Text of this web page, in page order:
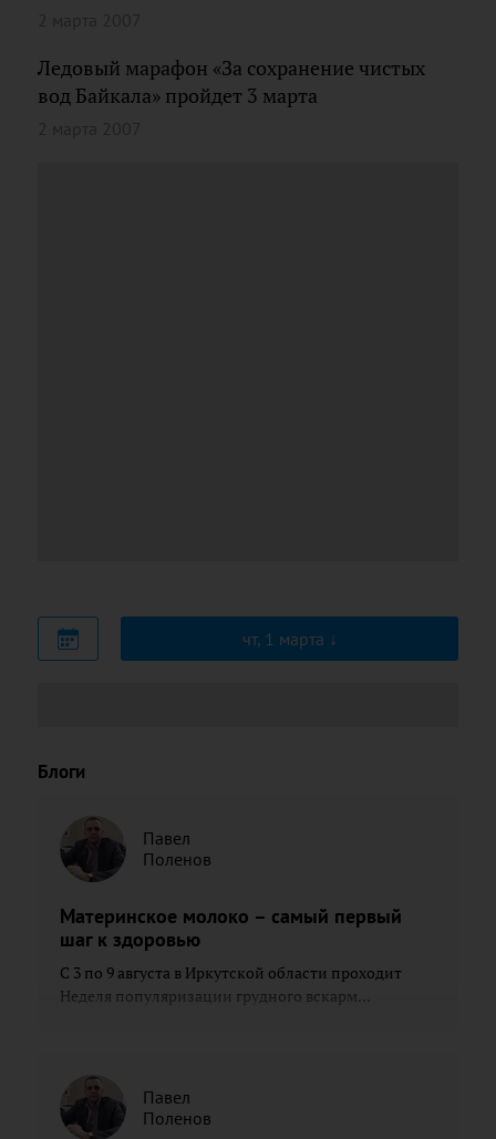
Ледовый марафон «За сохранение чистых
вод Байкала» пройдет 3 марта
чт, 1 марта
Блоги
Павел
Поленов
Материнское молоко – самый первый
шаг к здоровью
С 3 по 9 августа в Иркутской области проходит
Неделя популяризации грудного вскарм...
Павел
Поленов